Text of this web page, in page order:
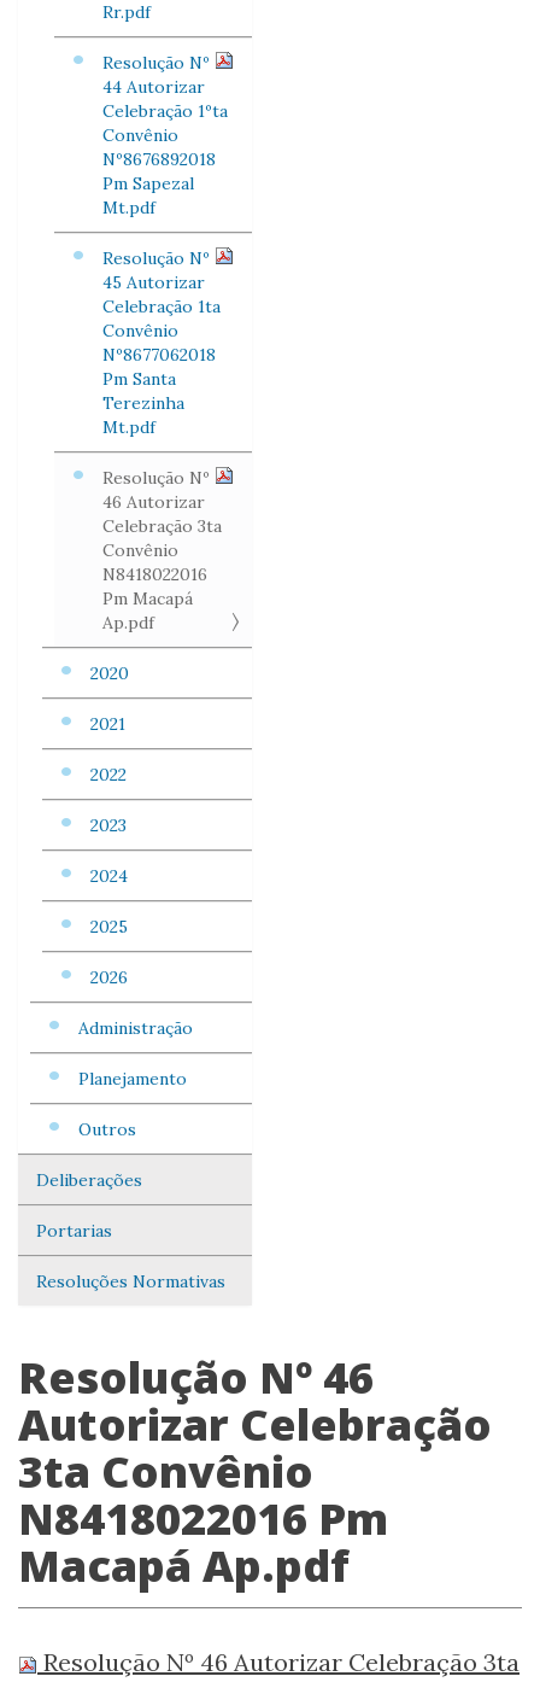
Rr.pdf
Resolução Nº
44 Autorizar
Celebração 1ºta
Convênio
Nº8676892018
Pm Sapezal
Mt.pdf
Resolução Nº
45 Autorizar
Celebração 1ta
Convênio
Nº8677062018
Pm Santa
Terezinha
Mt.pdf
Resolução Nº
46 Autorizar
Celebração 3ta
Convênio
N8418022016
Pm Macapá
Ap.pdf
2020
2021
2022
2023
2024
2025
2026
Administração
Planejamento
Outros
Deliberações
Portarias
Resoluções Normativas
Resolução Nº 46
Autorizar Celebração
3ta Convênio
N8418022016 Pm
Macapá Ap.pdf
Resolução Nº 46 Autorizar Celebração 3ta